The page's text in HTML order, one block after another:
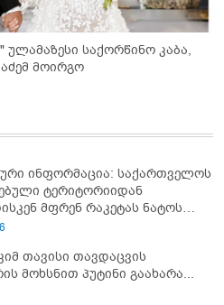
მოირგო
ინფორმაცია: საქართველოს
ტერიტორიიდან
მფრენ რაკეტას ნატოს
ჩაუშლია
თავისი თავდაცვის
მოხსნით პუტინი გაახარა...